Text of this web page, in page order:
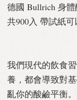
德國 Bullrich 身
共900入 帶試紙
我們現代的飲食
養，都會導致對
亂你的酸鹼平衡。